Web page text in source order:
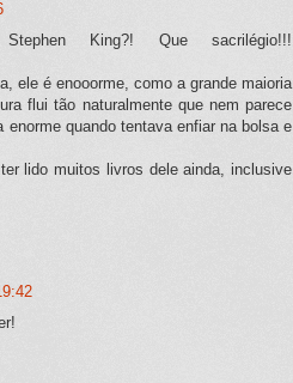
King?! Que sacrilégio!!!
ele é enooorme, como a grande maioria
flui tão naturalmente que nem parece
quando tentava enfiar na bolsa e
lido muitos livros dele ainda, inclusive